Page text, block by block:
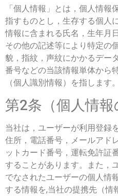
「個人情報」とは，個人情報
指すものとし，生存する個人
情報に含まれる氏名，生年月
その他の記述等により特定の
貌，指紋，声紋にかかるデー
番号などの当該情報単体から
（個人識別情報）を指します。
第2条（個人情報
当社は，ユーザーが利用登録
住所，電話番号，メールアド
ットカード番号，運転免許証
することがあります。また，
でなされたユーザーの個人情
する情報を,当社の提携先（情